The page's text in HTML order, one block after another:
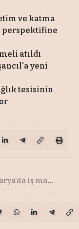
ve katma
perspektifine
atıldı
yeni
tesisinin
makinaları tanıtım etkinliği düzenlenecek